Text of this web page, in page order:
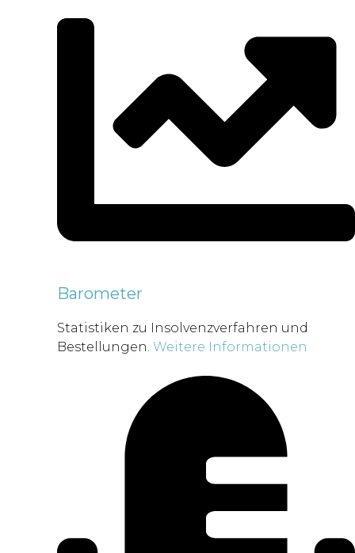
Barometer
Statistiken zu Insolvenzverfahren und
Bestellungen. Weitere Informationen